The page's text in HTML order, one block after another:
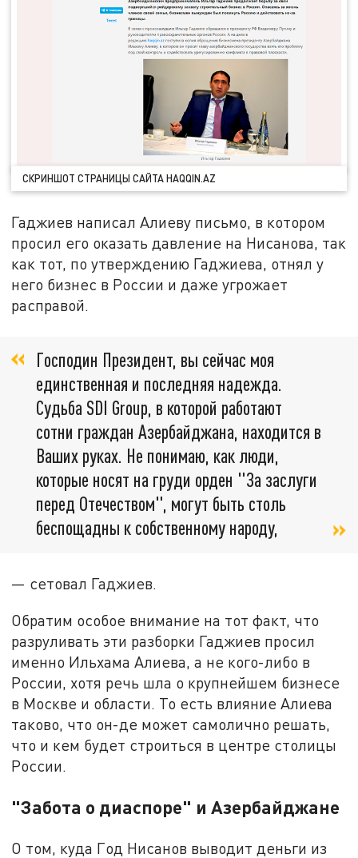
СКРИНШОТ СТРАНИЦЫ САЙТА HAQQIN.AZ
Гаджиев написал Алиеву письмо, в котором
просил его оказать давление на Нисанова, так
как тот, по утверждению Гаджиева, отнял у
него бизнес в России и даже угрожает
расправой.
Господин Президент, вы сейчас моя
единственная и последняя надежда.
Судьба SDI Group, в которой работают
сотни граждан Азербайджана, находится в
Ваших руках. Не понимаю, как люди,
которые носят на груди орден "За заслуги
перед Отечеством", могут быть столь
беспощадны к собственному народу,
— сетовал Гаджиев.
Обратим особое внимание на тот факт, что
разруливать эти разборки Гаджиев просил
именно Ильхама Алиева, а не кого-либо в
России, хотя речь шла о крупнейшем бизнесе
в Москве и области. То есть влияние Алиева
таково, что он-де может самолично решать,
что и кем будет строиться в центре столицы
России.
"Забота о диаспоре" и Азербайджане
О том, куда Год Нисанов выводит деньги из